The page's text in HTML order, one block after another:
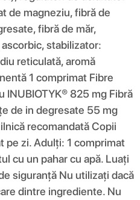
de magneziu, fibră de
fibră de măr,
stabilizator:
reticulată, aromă
1 comprimat Fibre
INUBIOTYK® 825 mg Fibră
de in degresate 55 mg
recomandată Copii
pe zi. Adulți: 1 comprimat
cu un pahar cu apă. Luați
siguranță Nu utilizați dacă
dintre ingrediente. Nu